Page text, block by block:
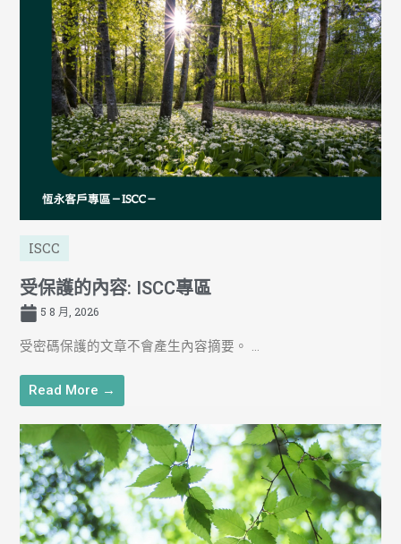
ISCC
受保護的內容: ISCC專區
5 8 月, 2026
受密碼保護的文章不會產生內容摘要。 ...
Read More →